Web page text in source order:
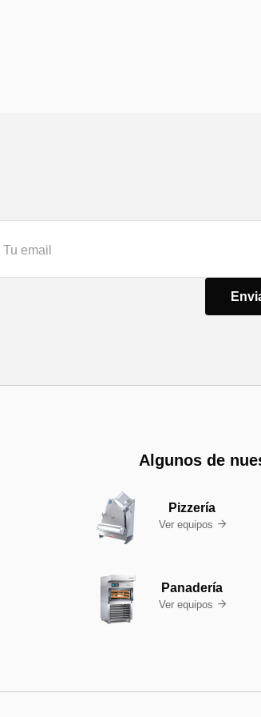
Algunos de
Pizzería
Ver equipos 
Panadería
Ver equipos 